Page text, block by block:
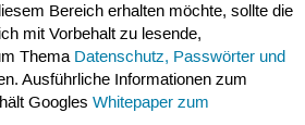
Bereich erhalten möchte, sollte die
mit Vorbehalt zu lesende,
Thema Datenschutz, Passwörter und
Ausführliche Informationen zum
Googles Whitepaper zum